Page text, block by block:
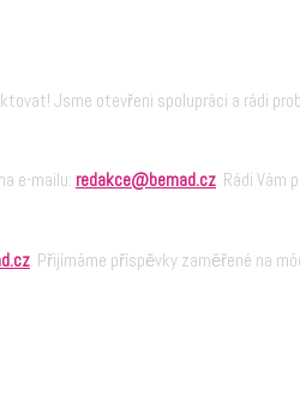
Jsme otevřeni spolupráci a rádi
e-mailu: redakce@bemad.cz. Rádi Vám
. Přijímáme příspěvky zaměřené na